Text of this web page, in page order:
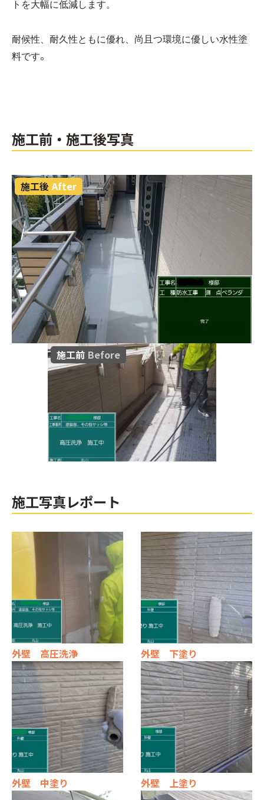
トを大幅に低減します。
耐候性、耐久性ともに優れ、尚且つ環境に優しい水性塗
料です。
施工前・施工後写真
施工前 Before
施工後 After
施工写真レポート
外壁 高圧洗浄 外壁 下塗り
外壁 中塗り 外壁 上塗り